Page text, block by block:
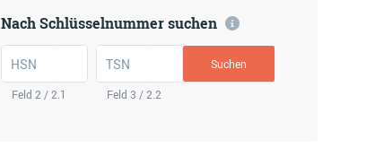
Nach Schlüsselnummer suchen
HSN
Feld 2 / 2.1
TSN
Feld 3 / 2.2
Suchen